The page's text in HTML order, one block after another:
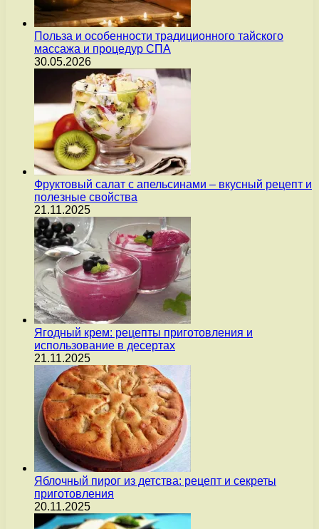
Польза и особенности традиционного тайского
массажа и процедур СПА
30.05.2026
Фруктовый салат с апельсинами – вкусный рецепт и
полезные свойства
21.11.2025
Ягодный крем: рецепты приготовления и
использование в десертах
21.11.2025
Яблочный пирог из детства: рецепт и секреты
приготовления
20.11.2025